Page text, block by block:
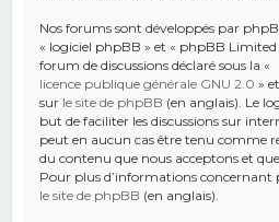
Nos forums sont développés par
« logiciel phpBB » et « phpBB Limited
forum de discussions déclaré sous la «
licence publique générale GNU 2.0 »
sur le site de phpBB (en anglais). Le
but de faciliter les discussions sur
peut en aucun cas être tenu comme
du contenu que nous acceptons et
Pour plus d’informations concernant
le site de phpBB (en anglais).